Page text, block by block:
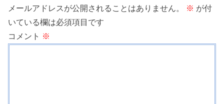
メールアドレスが公開されることはありません。 ※ が付
いている欄は必須項目です
コメント ※